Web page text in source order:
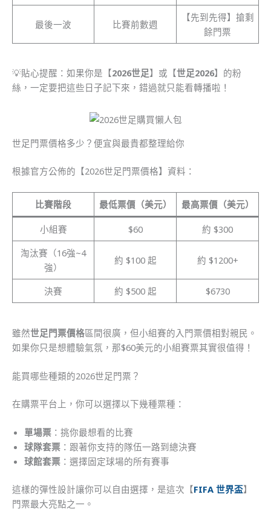
最後一波 比賽前數週
【先到先得】搶剩
餘門票
💡貼心提醒：如果你是【2026世足】或【世足2026】的粉
絲，一定要把這些日子記下來，錯過就只能看轉播啦！
世足門票價格多少？便宜與最貴都整理給你
根據官方公佈的【2026世足門票價格】資料：
比賽階段 最低票價（美元） 最高票價（美元）
小組賽 $60
約 $300
淘汰賽（16強~4
強）
約 $100 起 約 $1200+
決賽 約 $500 起 $6730
雖然世足門票價格區間很廣，但小組賽的入門票價相對親民。
如果你只是想體驗氣氛，那$60美元的小組賽票其實很值得！
能買哪些種類的2026世足門票？
在購票平台上，你可以選擇以下幾種票種：
單場票 ：挑你最想看的比賽
球隊套票 ：跟著你支持的隊伍一路到總決賽
球館套票 ：選擇固定球場的所有賽事
這樣的彈性設計讓你可以自由選擇，是這次【FIFA 世界盃】
門票最大亮點之一。